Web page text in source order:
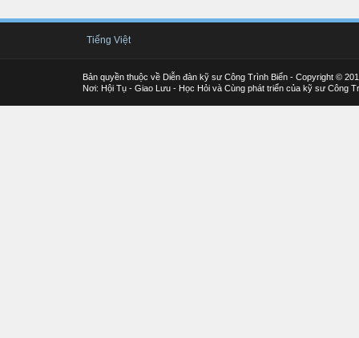
Tiếng Việt
Bản quyền thuộc về Diễn đàn kỹ sư Công Trình Biển - Copyright ©
Nơi: Hội Tụ - Giao Lưu - Học Hỏi và Cùng phát triển của kỹ sư Công